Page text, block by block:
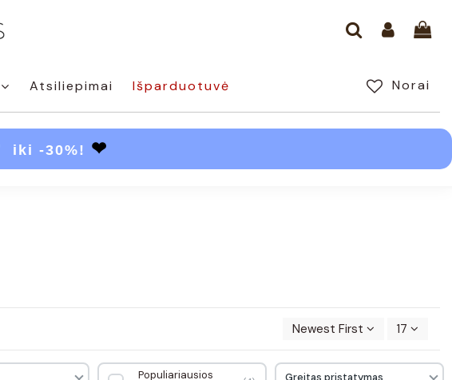
Atsiliepimai Norai
Išparduotuvė
iki -30%! ❤
Newest First 17
Populiariausios
Greitas pristatymas